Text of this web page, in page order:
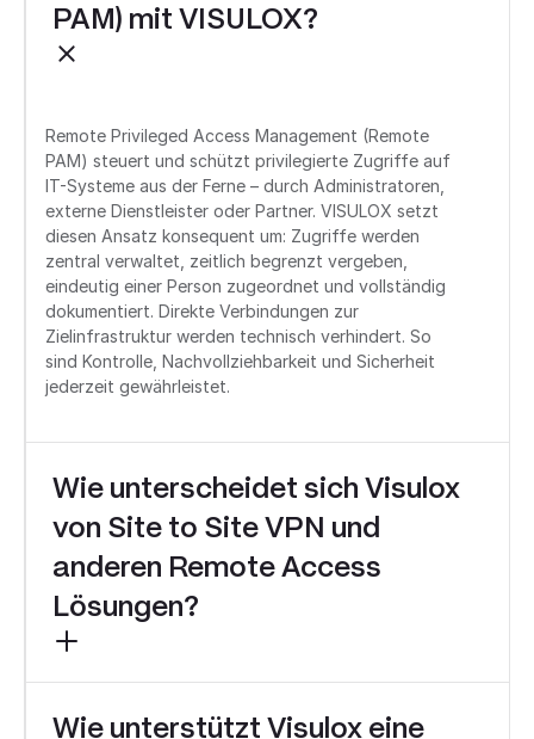
PAM) mit VISULOX?
Remote Privileged Access Management (Remote
PAM) steuert und schützt privilegierte Zugriffe auf
IT-Systeme aus der Ferne – durch Administratoren,
externe Dienstleister oder Partner. VISULOX setzt
diesen Ansatz konsequent um: Zugriffe werden
zentral verwaltet, zeitlich begrenzt vergeben,
eindeutig einer Person zugeordnet und vollständig
dokumentiert. Direkte Verbindungen zur
Zielinfrastruktur werden technisch verhindert. So
sind Kontrolle, Nachvollziehbarkeit und Sicherheit
jederzeit gewährleistet.
Wie unterscheidet sich Visulox
von Site to Site VPN und
anderen Remote Access
Lösungen?
Herkömmliche VPN-Lösungen gewähren
Wie unterstützt Visulox eine